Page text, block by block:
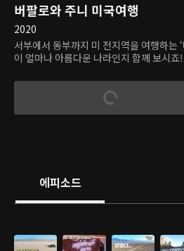
버팔로와 주니 미국여행
2020
서부에서 동부까지 미 전지역을 여행하는
이 얼마나 아름다운 나라인지 함께 보시죠!
에피소드